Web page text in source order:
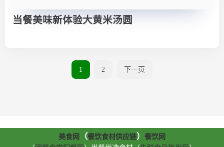
当餐美味新体验大黄米汤圆
1 2 下一页
美食网 （餐饮食材供应链）
餐饮网